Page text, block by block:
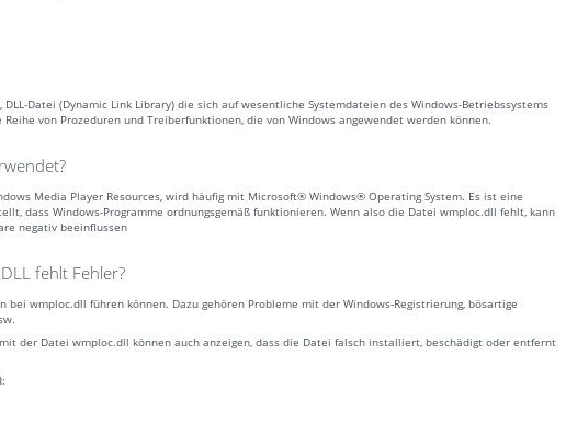
Datei (Dynamic Link Library) die sich auf wesentliche Systemdateien des Windows-Betriebssystems
von Prozeduren und Treiberfunktionen, die von Windows angewendet werden können.
Media Player Resources, wird häufig mit Microsoft® Windows® Operating System. Es ist eine
dass Windows-Programme ordnungsgemäß funktionieren. Wenn also die Datei wmploc.dll fehlt, kann
negativ beeinflussen
fehlt Fehler?
bei wmploc.dll führen können. Dazu gehören Probleme mit der Windows-Registrierung, bösartige
der Datei wmploc.dll können auch anzeigen, dass die Datei falsch installiert, beschädigt oder entfernt